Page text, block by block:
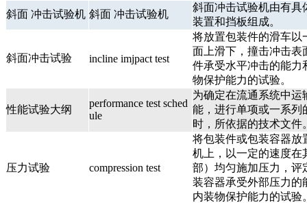
斜面 冲击试验机 斜面 冲击试验机
斜面冲击试验机由有具
装置和挡板组成。
斜面冲击试验 incline imjpact test
将放置包装件的滑车以
面上滑下，撞击冲击表
件承受水平冲击的能力
物保护能力的试验。
性能试验大纲
performance test sched
ule
为确定在流通系统中运
能，进行单项或一系列
时，所依据的技术文件
压力试验 compression test
将包装件或包装容器放
机上，以一定的速度在
部）均匀施加压力，评
装容器承受外部压力的
内装物保护能力的试验